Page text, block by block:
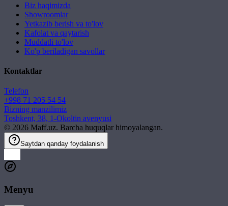
Biz haqimizda
Showroomlar
Yetkazib berish va to'lov
Kafolat va qaytarish
Muddatli to'lov
Ko'p beriladigan savollar
Kontaktlar
Telefon
+998 71 205 54 54
Bizning manzilimiz
Toshkent, 38, 1-Okoltin avenyusi
© 2026 Maff.uz. Barcha huquqlar himoyalangan.
Saytdan qanday foydalanish
Menyu